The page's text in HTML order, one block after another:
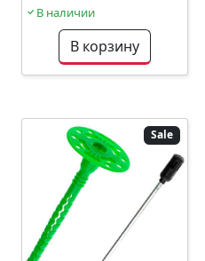
В наличии
В корзину
Sale